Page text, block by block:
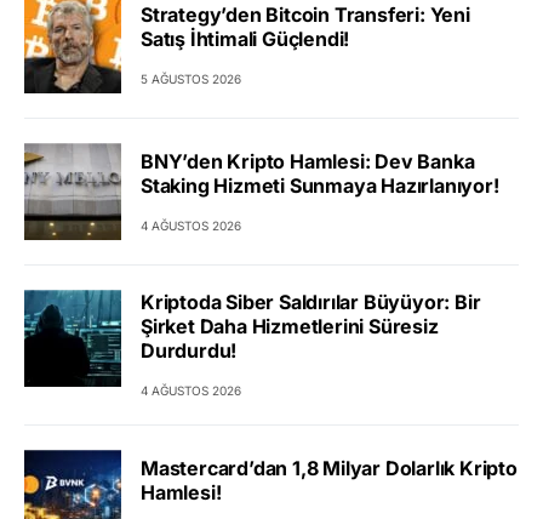
Strategy’den Bitcoin Transferi: Yeni
Satış İhtimali Güçlendi!
5 AĞUSTOS 2026
BNY’den Kripto Hamlesi: Dev Banka
Staking Hizmeti Sunmaya Hazırlanıyor!
4 AĞUSTOS 2026
Kriptoda Siber Saldırılar Büyüyor: Bir
Şirket Daha Hizmetlerini Süresiz
Durdurdu!
4 AĞUSTOS 2026
Mastercard’dan 1,8 Milyar Dolarlık Kripto
Hamlesi!